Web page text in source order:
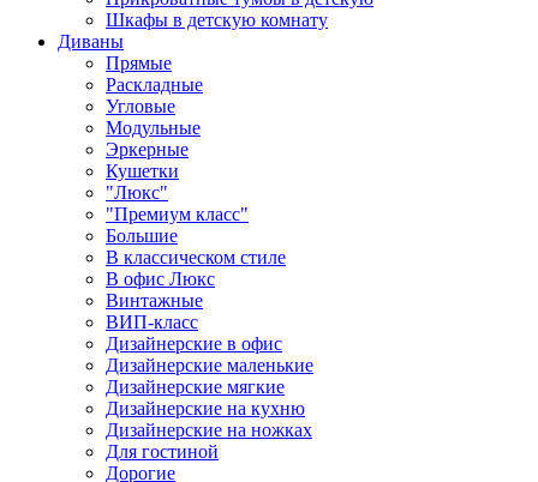
Шкафы в детскую комнату
Диваны
Прямые
Раскладные
Угловые
Модульные
Эркерные
Кушетки
"Люкс"
"Премиум класс"
Большие
В классическом стиле
В офис Люкс
Винтажные
ВИП-класс
Дизайнерские в офис
Дизайнерские маленькие
Дизайнерские мягкие
Дизайнерские на кухню
Дизайнерские на ножках
Для гостиной
Дорогие